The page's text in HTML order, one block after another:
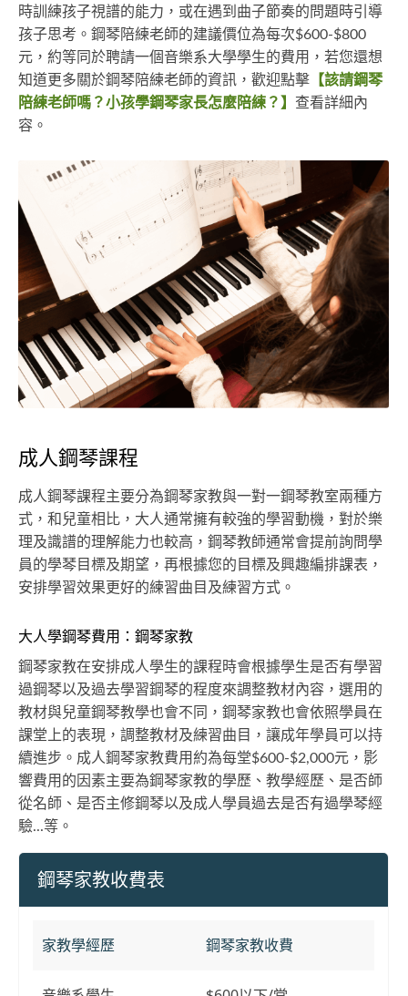
時訓練孩子視譜的能力，或在遇到曲子節奏的問題時引導
孩子思考。鋼琴陪練老師的建議價位為每次$600-$800
元，約等同於聘請一個音樂系大學學生的費用，若您還想
知道更多關於鋼琴陪練老師的資訊，歡迎點擊 【該請鋼琴
陪練老師嗎？小孩學鋼琴家長怎麼陪練？】 查看詳細內
容。
成人鋼琴課程
成人鋼琴課程主要分為鋼琴家教與一對一鋼琴教室兩種方
式，和兒童相比，大人通常擁有較強的學習動機，對於樂
理及識譜的理解能力也較高，鋼琴教師通常會提前詢問學
員的學琴目標及期望，再根據您的目標及興趣編排課表，
安排學習效果更好的練習曲目及練習方式。
大人學鋼琴費用：鋼琴家教
鋼琴家教在安排成人學生的課程時會根據學生是否有學習
過鋼琴以及過去學習鋼琴的程度來調整教材內容，選用的
教材與兒童鋼琴教學也會不同，鋼琴家教也會依照學員在
課堂上的表現，調整教材及練習曲目，讓成年學員可以持
續進步。成人鋼琴家教費用約為每堂$600-$2,000元，影
響費用的因素主要為鋼琴家教的學歷、教學經歷、是否師
從名師、是否主修鋼琴以及成人學員過去是否有過學琴經
驗...等。
鋼琴家教收費表
家教學經歷 鋼琴家教收費